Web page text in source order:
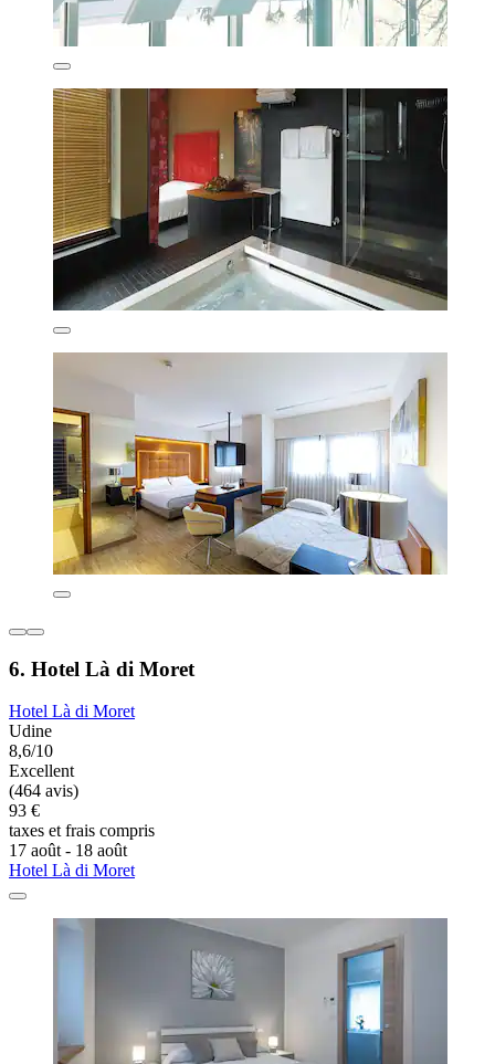
6. Hotel Là di Moret
Hotel Là di Moret
Udine
8,6/10
Excellent
(464 avis)
93 €
taxes et frais compris
17 août - 18 août
Hotel Là di Moret